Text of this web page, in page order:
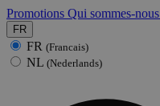
Promotions Qui sommes-nous
FR
FR (Francais)
NL (Nederlands)